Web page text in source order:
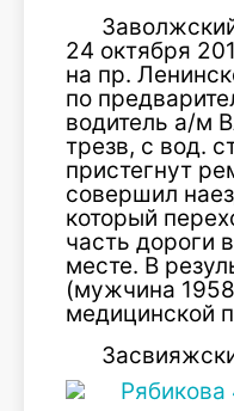
24 октября
на пр.
по
водитель а/м
трезв, с вод.
пристегнут
совершил
который
часть дороги
месте. В
(мужчина
медицинской